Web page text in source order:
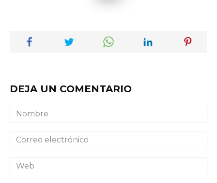
DEJA UN COMENTARIO
Nombre
Correo
electrónico
Web